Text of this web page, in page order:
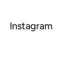
Instagram